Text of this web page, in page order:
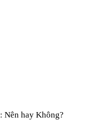
Nên hay Không?